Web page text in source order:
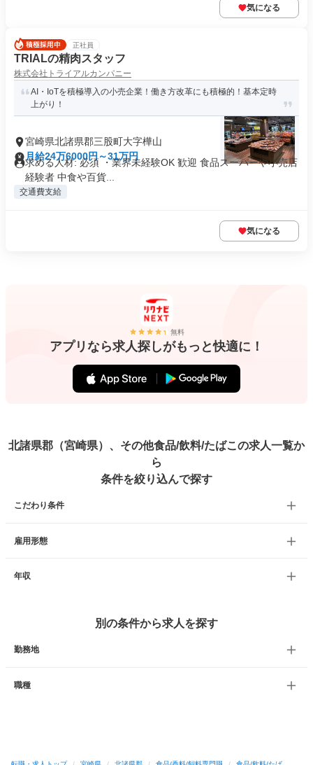
気になる
正社員
TRIALの精肉スタッフ
株式会社トライアルカンパニー
AI・IoTを積極導入の小売企業！働き方改革にも積極的！基本定時
上がり！
宮崎県北諸県郡三股町大字樺山
月給24万6000円～31万円
求める人材: 必須 ・業界未経験OK 歓迎 食品スーパーや小売店
経験者 中食や百貨...
交通費支給
気になる
無料
アプリなら求人探しがもっと快適に！
北諸県郡（宮崎県）、その他食品/飲料/たばこの求人一覧か
ら
条件を絞り込んで探す
こだわり条件
雇用形態
年収
別の条件から求人を探す
勤務地
職種